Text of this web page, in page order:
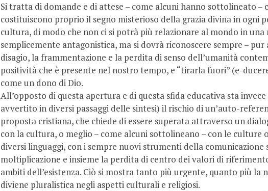
Si tratta di domande e di attese – come alcuni hanno sottolineato –
costituiscono proprio il segno misterioso della grazia divina in ogni
cultura, di modo che non ci si potrà più relazionare al mondo in una
semplicemente antagonistica, ma si dovrà riconoscere sempre –
disagio, la frammentazione e la perdita di senso dell’umanità
positività che è presente nel nostro tempo, e “tirarla fuori” (e-
come un dono di Dio.
All’opposto di questa apertura e di questa sfida educativa sta invece
avvertito in diversi passaggi delle sintesi) il rischio di un’auto-
proposta cristiana, che chiede di essere superata attraverso un
con la cultura, o meglio – come alcuni sottolineano – con le culture
diversi linguaggi, con i sempre nuovi strumenti della comunicazione
moltiplicazione e insieme la perdita di centro dei valori di
ambiti del­l’esistenza. Ciò si mostra tanto più urgente, quanto più la
diviene pluralistica negli aspetti culturali e religiosi.